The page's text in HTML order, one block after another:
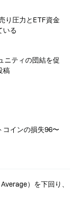
り圧力とETF資金
いる
ニティの団結を促
稿
インの損失96〜
）を下回り、